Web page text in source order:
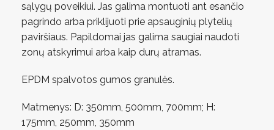
sąlygų poveikiui. Jas galima montuoti ant esančio
pagrindo arba priklijuoti prie apsauginių plytelių
paviršiaus. Papildomai jas galima saugiai naudoti
zonų atskyrimui arba kaip durų atramas.
EPDM spalvotos gumos granulės.
Matmenys: D: 350mm, 500mm, 700mm; H:
175mm, 250mm, 350mm